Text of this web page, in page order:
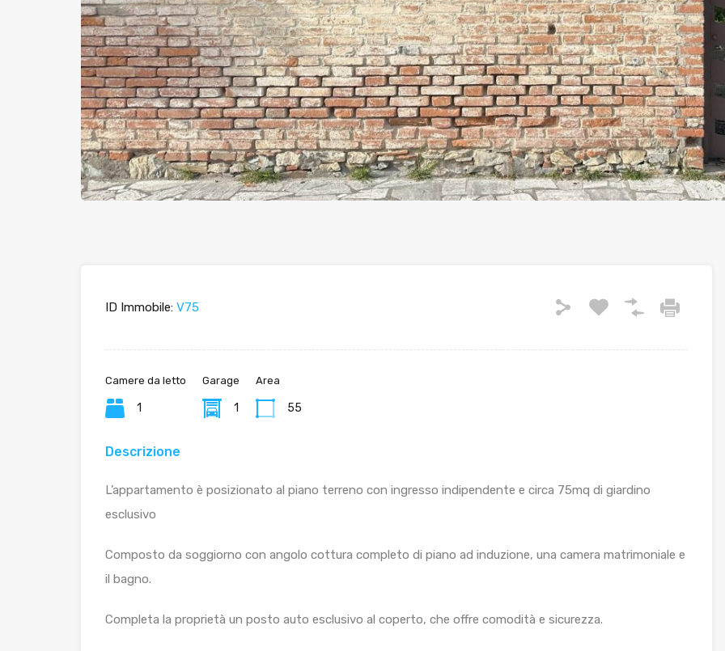
ID Immobile: V75
Camere da letto
1
Garage
1
Area
55
Descrizione
L’appartamento è posizionato al piano terreno con ingresso indipendente e circa 75mq di giardino
esclusivo
Composto da soggiorno con angolo cottura completo di piano ad induzione, una camera matrimoniale e
il bagno.
Completa la proprietà un posto auto esclusivo al coperto, che offre comodità e sicurezza.